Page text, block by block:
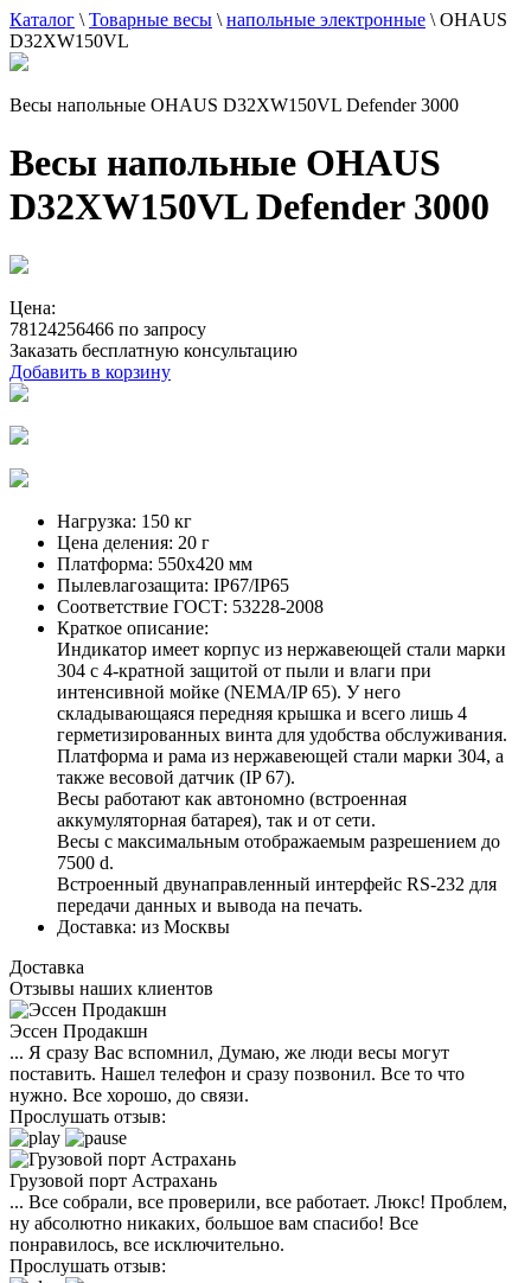
Каталог \ Товарные весы \ напольные электронные \ OHAUS
D32XW150VL
Весы напольные OHAUS D32XW150VL Defender 3000
Весы напольные OHAUS
D32XW150VL Defender 3000
Цена:
78124256466 по запросу
Заказать бесплатную консультацию
Добавить в корзину
Нагрузка: 150 кг
Цена деления: 20 г
Платформа: 550х420 мм
Пылевлагозащита: IP67/IP65
Соответствие ГОСТ: 53228-2008
Краткое описание:
Индикатор имеет корпус из нержавеющей стали марки
304 с 4-кратной защитой от пыли и влаги при
интенсивной мойке (NEMA/IP 65). У него
складывающаяся передняя крышка и всего лишь 4
герметизированных винта для удобства обслуживания.
Платформа и рама из нержавеющей стали марки 304, а
также весовой датчик (IP 67).
Весы работают как автономно (встроенная
аккумуляторная батарея), так и от сети.
Весы с максимальным отображаемым разрешением до
7500 d.
Встроенный двунаправленный интерфейс RS-232 для
передачи данных и вывода на печать.
Доставка: из Москвы
Доставка
Отзывы наших клиентов
Эссен Продакшн
... Я сразу Вас вспомнил, Думаю, же люди весы могут
поставить. Нашел телефон и сразу позвонил. Все то что
нужно. Все хорошо, до связи.
Прослушать отзыв:
Грузовой порт Астрахань
... Все собрали, все проверили, все работает. Люкс! Проблем,
ну абсолютно никаких, большое вам спасибо! Все
понравилось, все исключительно.
Прослушать отзыв: